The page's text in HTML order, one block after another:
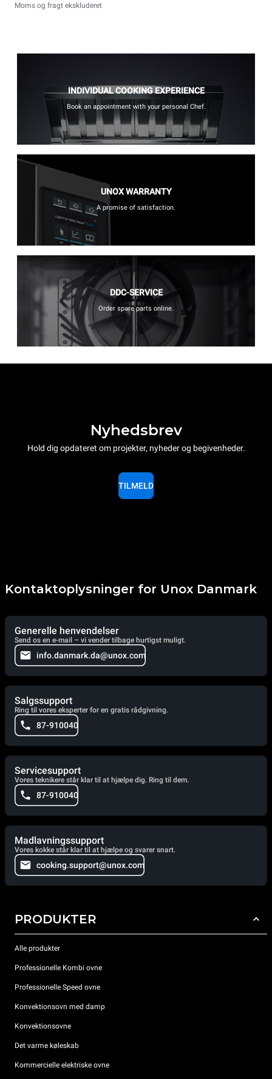
Moms og fragt ekskluderet
INDIVIDUAL COOKING EXPERIENCE
Book an appointment with your personal Chef.
UNOX WARRANTY
A promise of satisfaction.
DDC-SERVICE
Order spare parts online.
Nyhedsbrev
Hold dig opdateret om projekter, nyheder og begivenheder.
TILMELD
Kontaktoplysninger for Unox Danmark
Generelle henvendelser
Send os en e-mail – vi vender tilbage hurtigst muligt.
info.danmark.da@unox.com
Salgssupport
Ring til vores eksperter for en gratis rådgivning.
87-910040
Servicesupport
Vores teknikere står klar til at hjælpe dig. Ring til dem.
87-910040
Madlavningssupport
Vores kokke står klar til at hjælpe og svarer snart.
cooking.support@unox.com
PRODUKTER
Alle produkter
Professionelle Kombi ovne
Professionelle Speed ovne
Konvektionsovn med damp
Konvektionsovne
Det varme køleskab
Kommercielle elektriske ovne